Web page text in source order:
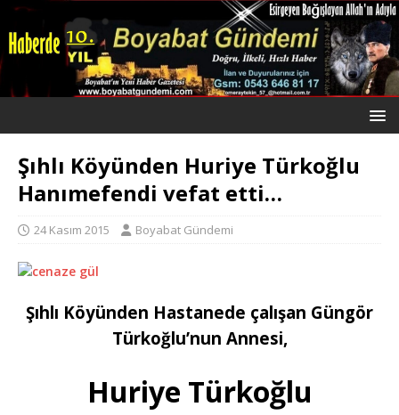
Şıhlı Köyünden Huriye Türkoğlu
Hanımefendi vefat etti…
24 Kasım 2015 Boyabat Gündemi
Şıhlı Köyünden Hastanede çalışan Güngör
Türkoğlu’nun Annesi,
Huriye Türkoğlu